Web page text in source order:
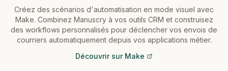
Créez des scénarios d'automatisation en mode visuel avec
Make. Combinez Manuscry à vos outils CRM et construisez
des workflows personnalisés pour déclencher vos envois de
courriers automatiquement depuis vos applications métier.
Découvrir sur Make